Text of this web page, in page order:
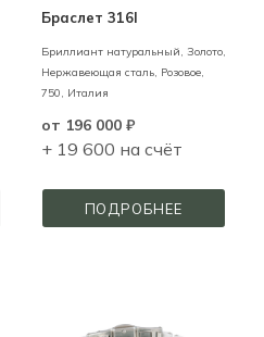
Браслет 316l
Бриллиант натуральный, Золото,
Нержавеющая сталь, Розовое,
750, Италия
от 196 000 ₽
+ 19 600 на счёт
ПОДРОБНЕЕ